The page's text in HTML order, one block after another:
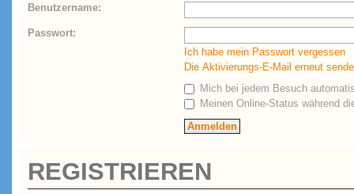
Benutzername:
Passwort:
Ich habe mein Passwort vergessen
Die Aktivierungs-E-Mail erneut
Mich bei jedem Besuch
Meinen Online-Status während
REGISTRIEREN